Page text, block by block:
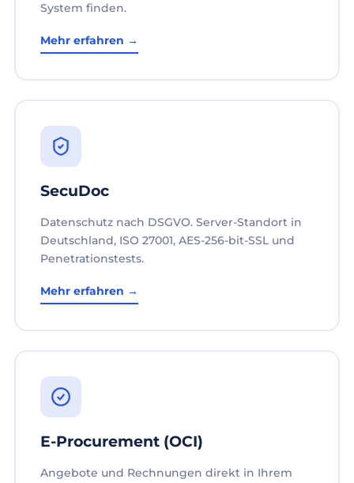
System finden.
Mehr erfahren →
SecuDoc
Datenschutz nach DSGVO. Server-Standort in
Deutschland, ISO 27001, AES-256-bit-SSL und
Penetrationstests.
Mehr erfahren →
E-Procurement (OCI)
Angebote und Rechnungen direkt in Ihrem